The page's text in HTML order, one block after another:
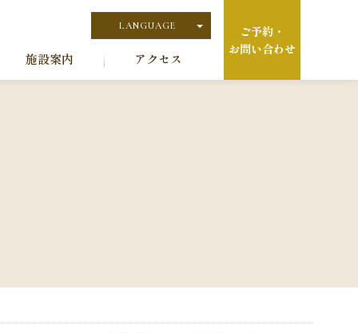
施設案内 アクセス
LANGUAGE
English
ご予約・
お問い合わせ